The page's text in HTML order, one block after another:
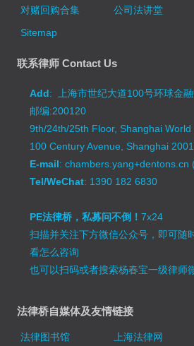
对赌回购合集
公司法讲堂
Sitemap
联系律师 Contact Us
Add: 上海市世纪大道100号环球金
邮编:200120
9th/24th/25th Floor, Shanghai World
100 Century Avenue, Shanghai
E-mail: chambers.yang+dentons.cn
Tel/WeChat: 1390 182 6830
PE法律桥，私募问不倒！7x24
扫描并关注下方微信公众号，即可随
看怎么咨询
也可以扫码或者搜索杨春宝一级律师
法律桥自媒体及友情链接
法律图书馆 上海法律网